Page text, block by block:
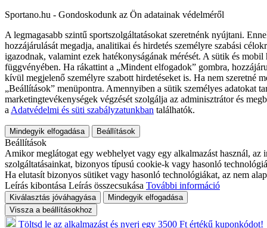
Sportano.hu - Gondoskodunk az Ön adatainak védelméről
A legmagasabb szintű sportszolgáltatásokat szeretnénk nyújtani.
hozzájárulását megadja, analitikai és hirdetés személyre szabási
igazodnak, valamint ezek hatékonyságának mérését. A sütik és
függvényében. Ha rákattint a „Mindent elfogadok” gombra,
kívül megjelenő személyre szabott hirdetéseket is. Ha nem szeretné
„Beállítások” menüpontra. Amennyiben a sütik személyes adatokat
marketingtevékenységek végzését szolgálja az adminisztrátor és
a Adatvédelmi és süti szabályzatunkban találhatók.
Mindegyik elfogadása Beállítások
Beállítások
Amikor meglátogat egy webhelyet vagy egy alkalmazást használ,
szolgáltatásainkat, bizonyos típusú cookie-k vagy hasonló
Ha elutasít bizonyos sütiket vagy hasonló technológiákat, az nem
Leírás kibontása Leírás összecsukása További információ
Kiválasztás jóváhagyása
Mindegyik elfogadása
Vissza a beállításokhoz
Töltsd le az alkalmazást és nyerj egy 3500 Ft értékű kuponkódot!